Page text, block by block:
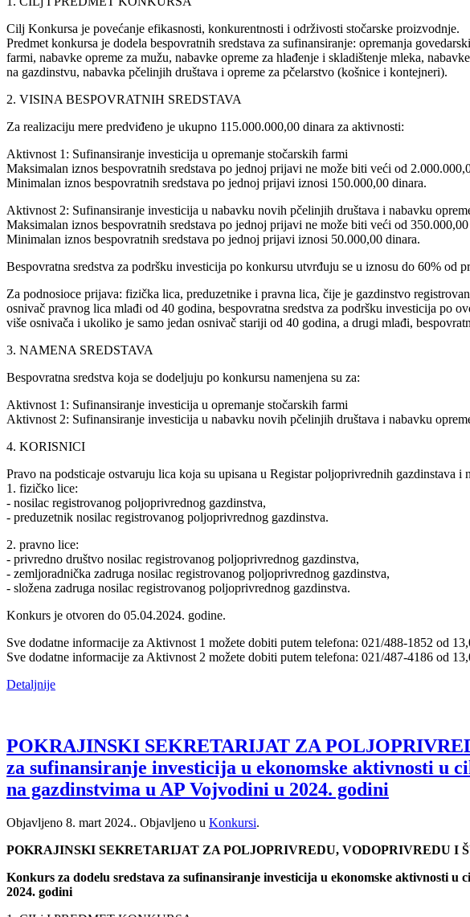
Cilj Konkursa je povećanje efikasnosti, konkurentnosti i održivosti stočarske proizvodnje.
Predmet konkursa je dodela bespovratnih sredstava za sufinansiranje: opremanja
farmi, nabavke opreme za mužu, nabavke opreme za hlađenje i skladištenje mleka,
na gazdinstvu, nabavka pčelinjih društava i opreme za pčelarstvo (košnice i kontejneri).
2. VISINA BESPOVRATNIH SREDSTAVA
Za realizaciju mere predviđeno je ukupno 115.000.000,00 dinara za aktivnosti:
Aktivnost 1: Sufinansiranje investicija u opremanje stočarskih farmi
Maksimalan iznos bespovratnih sredstava po jednoj prijavi ne može biti veći od
Minimalan iznos bespovratnih sredstava po jednoj prijavi iznosi 150.000,00 dinara.
Aktivnost 2: Sufinansiranje investicija u nabavku novih pčelinjih društava i nabavku
Maksimalan iznos bespovratnih sredstava po jednoj prijavi ne može biti veći od 350.000,00
Minimalan iznos bespovratnih sredstava po jednoj prijavi iznosi 50.000,00 dinara.
Bespovratna sredstva za podršku investicija po konkursu utvrđuju se u iznosu do 60% od
Za podnosioce prijava: fizička lica, preduzetnike i pravna lica, čije je gazdinstvo
osnivač pravnog lica mlađi od 40 godina, bespovratna sredstva za podršku investicija
više osnivača i ukoliko je samo jedan osnivač stariji od 40 godina, a drugi mlađi,
3. NAMENA SREDSTAVA
Bespovratna sredstva koja se dodeljuju po konkursu namenjena su za:
Aktivnost 1: Sufinansiranje investicija u opremanje stočarskih farmi
Aktivnost 2: Sufinansiranje investicija u nabavku novih pčelinjih društava i nabavku
4. KORISNICI
Pravo na podsticaje ostvaruju lica koja su upisana u Registar poljoprivrednih gazdinstava i
1. fizičko lice:
­- nosilac registrovanog poljoprivrednog gazdinstva,
­- preduzetnik nosilac registrovanog poljoprivrednog gazdinstva.
2. pravno lice:
­- privredno društvo nosilac registrovanog poljoprivrednog gazdinstva,
­- zemljoradnička zadruga nosilac registrovanog poljoprivrednog gazdinstva,
­- složena zadruga nosilac registrovanog poljoprivrednog gazdinstva.
Konkurs je otvoren do 05.04.2024. godine.
Sve dodatne informacije za Aktivnost 1 možete dobiti putem telefona: 021/488-1852 od
Sve dodatne informacije za Aktivnost 2 možete dobiti putem telefona: 021/487-4186 od
Detaljnije
POKRAJINSKI SEKRETARIJAT ZA
za sufinansiranje investicija u ekonomske aktivnosti u
na gazdinstvima u AP Vojvodini u 2024. godini
Objavljeno 8. mart 2024.. Objavljeno u Konkursi.
POKRAJINSKI SEKRETARIJAT ZA POLJOPRIVREDU, VODOPRIVREDU I
Konkurs za dodelu sredstava za sufinansiranje investicija u ekonomske aktivnosti
2024. godini